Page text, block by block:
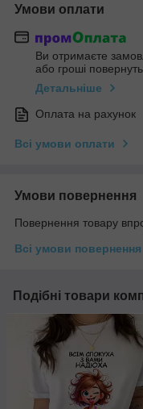
Умови оплати
Ви отримаєте
або гроші
Детальніше
Оплата на рахунок
Всі умови оплати
Умови повернення
Повернення товару
Всі умови повернення
Подібні товари